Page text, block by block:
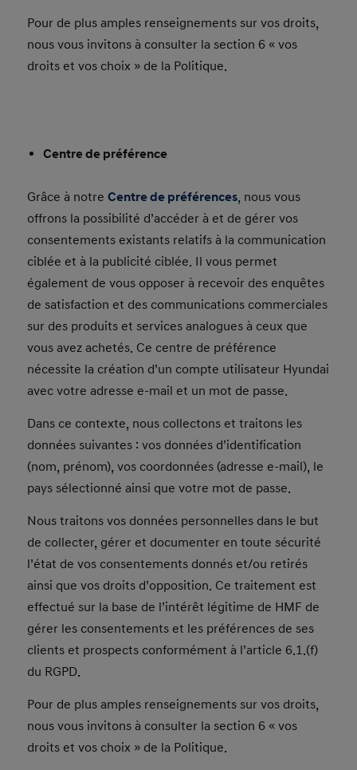
Pour de plus amples renseignements sur vos droits,
nous vous invitons à consulter la section 6 « vos
droits et vos choix » de la Politique.
Centre de préférence
Grâce à notreCentre de préférences, nous vous
offrons la possibilité d’accéder à et de gérer vos
consentements existants relatifs à la communication
ciblée et à la publicité ciblée. Il vous permet
également de vous opposer à recevoir des enquêtes
de satisfaction et des communications commerciales
sur des produits et services analogues à ceux que
vous avez achetés. Ce centre de préférence
nécessite la création d’un compte utilisateur Hyundai
avec votre adresse e-mail et un mot de passe.
Dans ce contexte, nous collectons et traitons les
données suivantes : vos données d’identification
(nom, prénom), vos coordonnées (adresse e-mail), le
pays sélectionné ainsi que votre mot de passe.
Nous traitons vos données personnelles dans le but
de collecter, gérer et documenter en toute sécurité
l’état de vos consentements donnés et/ou retirés
ainsi que vos droits d’opposition. Ce traitement est
effectué sur la base de l’intérêt légitime de HMF de
gérer les consentements et les préférences de ses
clients et prospects conformément à l’article 6.1.(f)
du RGPD.
Pour de plus amples renseignements sur vos droits,
nous vous invitons à consulter la section 6 « vos
droits et vos choix » de la Politique.